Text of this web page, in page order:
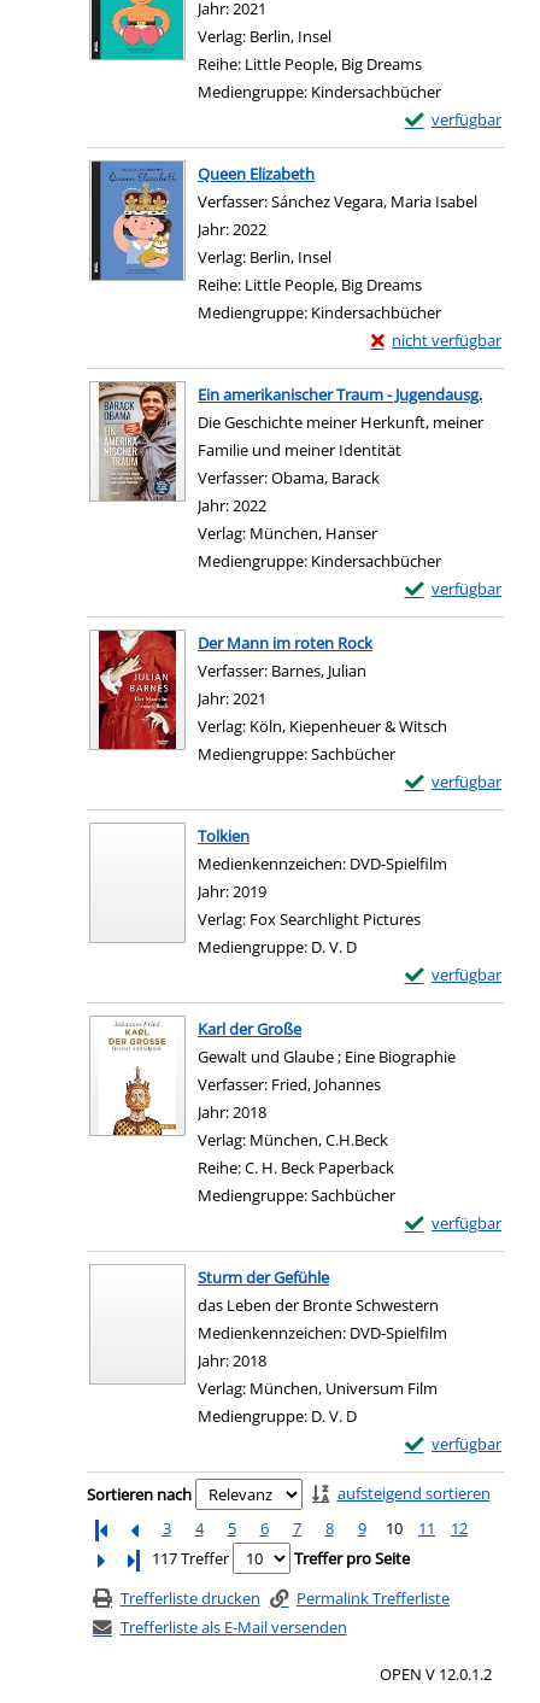
Jahr:2021
Verlag: Berlin, Insel
Reihe: Little People, Big Dreams
Mediengruppe: Kindersachbücher
verfügbar
Exemplar-
Zum Download
Queen Elizabeth
Verfasser:Sánchez Vegara, Maria Isabel
Jahr:2022
Verlag: Berlin, Insel
Reihe: Little People, Big Dreams
Mediengruppe: Kindersachbücher
nicht verfügbar
Exemplar-Details von
Zum Download von
Ein amerikanischer Traum - Jugendausg.
Die Geschichte meiner Herkunft, meiner
Familie und meiner Identität
Verfasser:Obama, Barack
Jahr:2022
Verlag: München, Hanser
Mediengruppe: Kindersachbücher
verfügbar
Exemplar-Details
Zum Download
Der Mann im roten Rock
Verfasser: Barnes, Julian
Jahr:2021
Verlag: Köln, Kiepenheuer & Witsch
Mediengruppe:Sachbücher
verfügbar
Exemplar-Details
Zum Download
Tolkien
Suche nach diesem Verfasser
Medienkennzeichen: DVD-Spielfilm
Jahr:2019
Verlag: Fox Searchlight Pictures
Mediengruppe: D. V. D
verfügbar
Exemplar-Details
Zum Download
Karl der Große
Gewalt und Glaube ; Eine Biographie
Verfasser: Fried, Johannes
Jahr:2018
Verlag: München, C.H.Beck
Reihe:C. H. Beck Paperback
Mediengruppe:Sachbücher
verfügbar
Exemplar-Details
Zum Download
Sturm der Gefühle
das Leben der Bronte Schwestern
Suche nach diesem Verfasser
Medienkennzeichen: DVD-Spielfilm
Jahr:2018
Verlag: München, Universum Film
Mediengruppe: D. V. D
verfügbar
Exemplar-Details
Zum Download
Zu den Suchfiltern springen
Sortieren nach
aufsteigend sortieren
3
4 5 6 7 8 9 10 11
12
Letzte Seite
117 Treffer
Treffer pro Seite
Trefferliste drucken
Permalink Trefferliste
Trefferliste als E-Mail versenden
OPEN V 12.0.1.2